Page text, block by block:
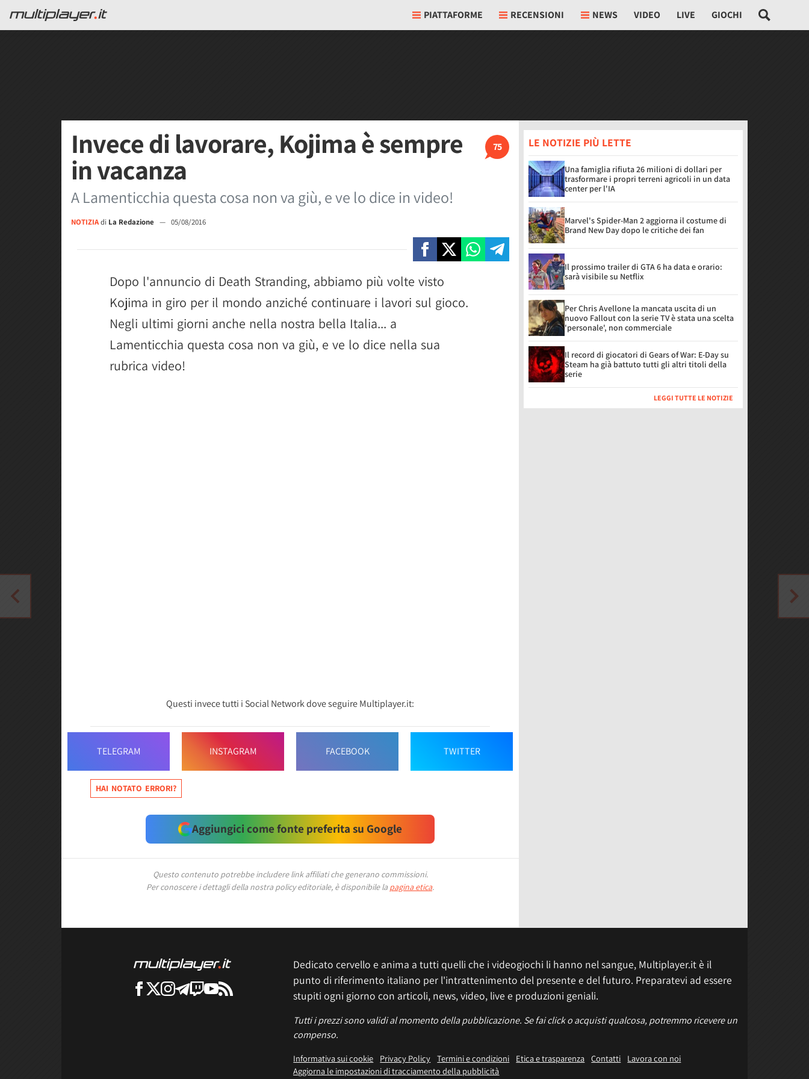
PIATTAFORME RECENSIONI NEWS VIDEO LIVE GIOCHI
75
Invece di lavorare, Kojima è sempre
in vacanza
A Lamenticchia questa cosa non va giù, e ve lo dice in video!
NOTIZIAdi La Redazione — 05/08/2016
Dopo l'annuncio di Death Stranding, abbiamo più volte visto
Kojima in giro per il mondo anziché continuare i lavori sul gioco.
Negli ultimi giorni anche nella nostra bella Italia... a
Lamenticchia questa cosa non va giù, e ve lo dice nella sua
rubrica video!
Questi invece tutti i Social Network dove seguire Multiplayer.it:
TELEGRAM INSTAGRAM FACEBOOK TWITTER
HAI NOTATO ERRORI?
Aggiungici come fonte preferita su Google
Questo contenuto potrebbe includere link affiliati che generano commissioni.
Per conoscere i dettagli della nostra policy editoriale, è disponibile la pagina etica.
LE NOTIZIE PIÙ LETTE
Una famiglia rifiuta 26 milioni di dollari per
trasformare i propri terreni agricoli in un data
center per l'IA
Marvel's Spider-Man 2 aggiorna il costume di
Brand New Day dopo le critiche dei fan
Il prossimo trailer di GTA 6 ha data e orario:
sarà visibile su Netflix
Per Chris Avellone la mancata uscita di un
nuovo Fallout con la serie TV è stata una scelta
'personale', non commerciale
Il record di giocatori di Gears of War: E-Day su
Steam ha già battuto tutti gli altri titoli della
serie
LEGGI TUTTE LE NOTIZIE
Dedicato cervello e anima a tutti quelli che i videogiochi li hanno nel sangue, Multiplayer.it è il
punto di riferimento italiano per l'intrattenimento del presente e del futuro. Preparatevi ad essere
stupiti ogni giorno con articoli, news, video, live e produzioni geniali.
Tutti i prezzi sono validi al momento della pubblicazione. Se fai click o acquisti qualcosa, potremmo ricevere un
compenso.
Informativa sui cookie Privacy Policy Termini e condizioni Etica e trasparenza Contatti
Lavora con noi
Aggiorna le impostazioni di tracciamento della pubblicità